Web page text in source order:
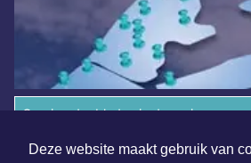
Deze website maakt gebruik van
Overige dagbladen in de regio